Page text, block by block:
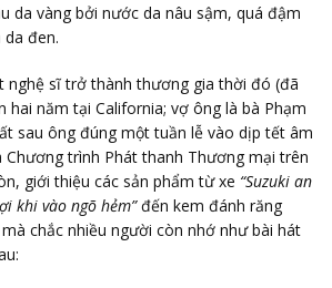
da vàng bởi nước da nâu sậm, quá đậm
đen.
nghệ sĩ trở thành thương gia thời đó (đã
hai năm tại California; vợ ông là bà Phạm
sau ông đúng một tuần lễ vào dịp tết âm
Chương trình Phát thanh Thương mại trên
giới thiệu các sản phẩm từ xe “Suzuki an
khi vào ngõ hẻm”đến kem đánh răng
chắc nhiều người còn nhớ như bài hát